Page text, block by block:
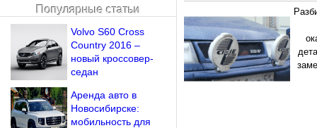
Напомнить пароль?
Популярные статьи
Volvo S60 Cross
Country 2016 –
новый кроссовер-
седан
Аренда авто в
Новосибирске:
мобильность для